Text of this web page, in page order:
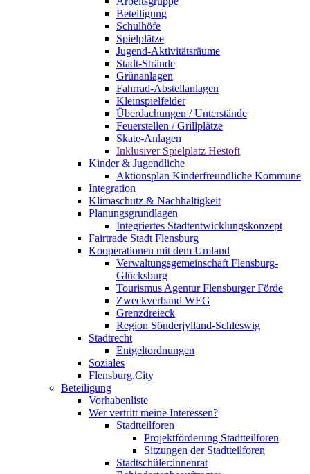
Beteiligung
Schulhöfe
Spielplätze
Jugend-Aktivitätsräume
Stadt-Strände
Grünanlagen
Fahrrad-Abstellanlagen
Kleinspielfelder
Überdachungen / Unterstände
Feuerstellen / Grillplätze
Skate-Anlagen
Inklusiver Spielplatz Hestoft
Kinder & Jugendliche
Aktionsplan Kinderfreundliche Kommune
Integration
Klimaschutz & Nachhaltigkeit
Planungsgrundlagen
Integriertes Stadtentwicklungskonzept
Fairtrade Stadt Flensburg
Kooperationen mit dem Umland
Verwaltungsgemeinschaft Flensburg-
Glücksburg
Tourismus Agentur Flensburger Förde
Zweckverband WEG
Grenzdreieck
Region Sönderjylland-Schleswig
Stadtrecht
Entgeltordnungen
Soziales
Flensburg.City
Beteiligung
Vorhabenliste
Wer vertritt meine Interessen?
Stadtteilforen
Projektförderung Stadtteilforen
Sitzungen der Stadtteilforen
Stadtschüler:innenrat